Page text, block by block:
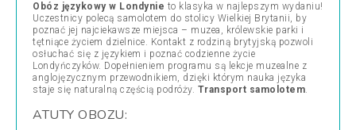
Obóz językowy w Londynie to klasyka w najlepszym wydaniu!
Uczestnicy polecą samolotem do stolicy Wielkiej Brytanii, by
poznać jej najciekawsze miejsca – muzea, królewskie parki i
tętniące życiem dzielnice. Kontakt z rodziną brytyjską pozwoli
osłuchać się z językiem i poznać codzienne życie
Londyńczyków. Dopełnieniem programu są lekcje muzealne z
anglojęzycznym przewodnikiem, dzięki którym nauka języka
staje się naturalną częścią podróży. Transport samolotem.
ATUTY OBOZU: